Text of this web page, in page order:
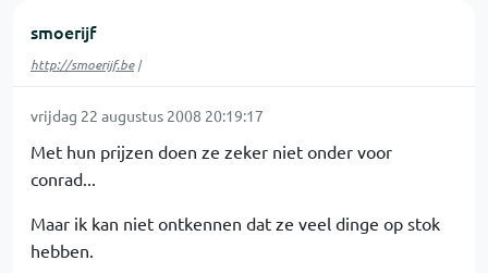
smoerijf
http://smoerijf.be|
vrijdag 22 augustus 2008 20:19:17
Met hun prijzen doen ze zeker niet onder voor
conrad...
Maar ik kan niet ontkennen dat ze veel dinge op stok
hebben.